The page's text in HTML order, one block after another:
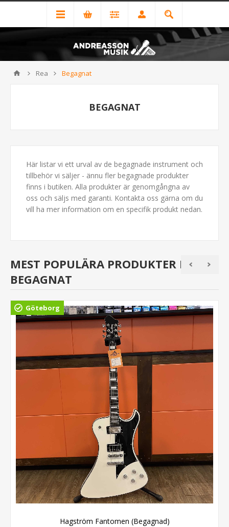
Rea Begagnat
BEGAGNAT
Här listar vi ett urval av de begagnade instrument och
tillbehör vi säljer - ännu fler begagnade produkter
finns i butiken. Alla produkter är genomgångna av
oss och säljs med garanti. Kontakta oss gärna om du
vill ha mer information om en specifik produkt nedan.
MEST POPULÄRA PRODUKTER I
BEGAGNAT
Göteborg
Hagström Fantomen (Begagnad)